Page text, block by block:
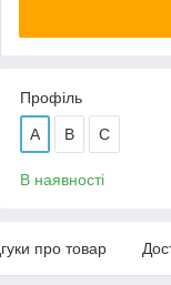
Профіль
А В С
В наявності
про товар